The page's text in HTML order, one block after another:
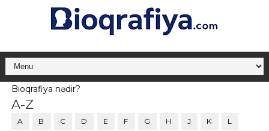
Bioqrafiya nədir?
A-Z
A B C D E F G H J K L